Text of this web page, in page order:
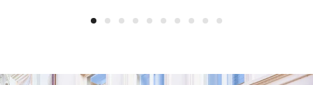
1 2 3 4 5 6 7 8 9 10